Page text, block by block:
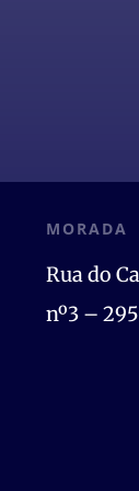
MORADA
Rua do
nº3 –